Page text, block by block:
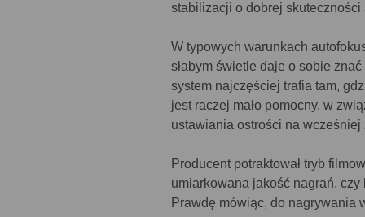
stabilizacji o dobrej skuteczności
W typowych warunkach
słabym świetle daje o sobie
system najczęściej trafia tam,
jest raczej mało pomocny, w
ustawiania ostrości na
Producent potraktował tryb
umiarkowana jakość nagrań,
Prawdę mówiąc, do nagrywania